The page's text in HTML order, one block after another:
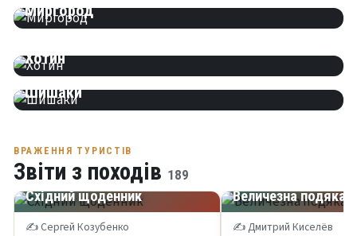
Миргород
Покровське
Хотин
Шишаки
ВРАЖЕННЯ ТУРИСТІВ
Звіти з походів 189
2008
Східний щоденник
✍ Сергей Козубенко
Величезна подяка
✍ Дмитрий Киселёв